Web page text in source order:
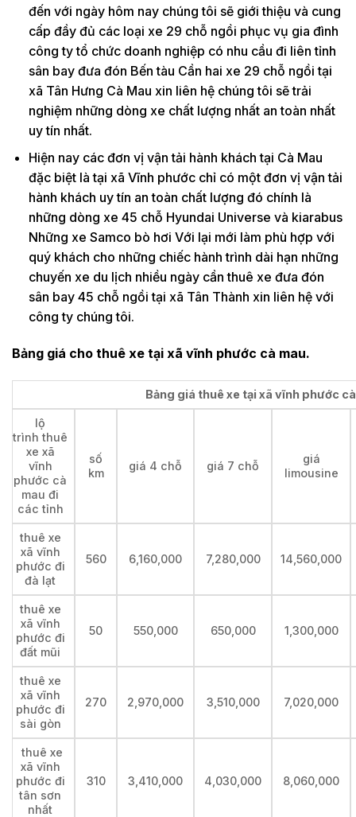
đến với ngày hôm nay chúng tôi sẽ giới thiệu và cung
cấp đầy đủ các loại xe 29 chỗ ngồi phục vụ gia đình
công ty tổ chức doanh nghiệp có nhu cầu đi liên tỉnh
sân bay đưa đón Bến tàu Cần hai xe 29 chỗ ngồi tại
xã Tân Hưng Cà Mau xin liên hệ chúng tôi sẽ trải
nghiệm những dòng xe chất lượng nhất an toàn nhất
uy tín nhất.
Hiện nay các đơn vị vận tải hành khách tại Cà Mau
đặc biệt là tại xã Vĩnh phước chỉ có một đơn vị vận tải
hành khách uy tín an toàn chất lượng đó chính là
những dòng xe 45 chỗ Hyundai Universe và kiarabus
Những xe Samco bò hơi Với lại mới làm phù hợp với
quý khách cho những chiếc hành trình dài hạn những
chuyến xe du lịch nhiều ngày cần thuê xe đưa đón
sân bay 45 chỗ ngồi tại xã Tân Thành xin liên hệ với
công ty chúng tôi.
Bảng giá cho thuê xe tại xã vĩnh phước cà mau.
Bảng giá thuê xe tại xã vĩnh phước
lộ
trình thuê
xe xã
vĩnh
phước cà
mau đi
các tỉnh
số
km
giá 4 chỗ giá 7 chỗ
giá
limousine
thuê xe
xã vĩnh
phước đi
đà lạt
560 6,160,000 7,280,000 14,560,000
thuê xe
xã vĩnh
phước đi
đất mũi
50 550,000 650,000 1,300,000
thuê xe
xã vĩnh
phước đi
sài gòn
270 2,970,000 3,510,000 7,020,000
thuê xe
xã vĩnh
phước đi
tân sơn
nhất
310 3,410,000 4,030,000 8,060,000